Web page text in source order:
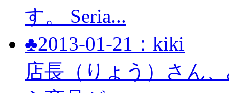
す。 Seria...
♣2013-01-21：kiki
店長（りょう）さん